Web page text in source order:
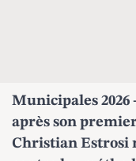
Municipales 2026
après son
Christian Estrosi